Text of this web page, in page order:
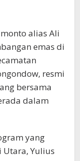
alias Ali
emas di
resmi
bersama
dalam
yang
Utara, Yulius